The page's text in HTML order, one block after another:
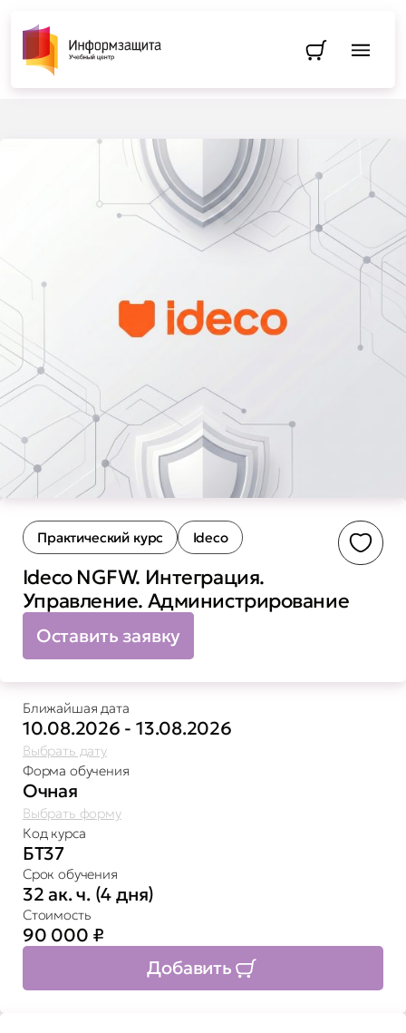
Перейти
Практический курс Ideco
Ideco NGFW. Интеграция.
Управление. Администрирование
Оставить заявку
Ближайшая дата
10.08.2026 - 13.08.2026
Выбрать дату
Форма обучения
Очная
Выбрать форму
Код курса
БТ37
Срок обучения
32 ак. ч. (4 дня)
Стоимость
90 000 ₽
Добавить